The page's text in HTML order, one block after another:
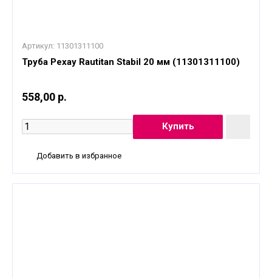
Артикул: 11301311100
Труба Рехау Rautitan Stabil 20 мм (11301311100)
558,00 р.
Добавить в избранное